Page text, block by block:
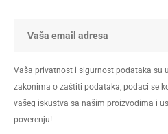
Vaša privatnost i sigurnost podataka su
zakonima o zaštiti podataka, podaci se
vašeg iskustva sa našim proizvodima i
poverenju!